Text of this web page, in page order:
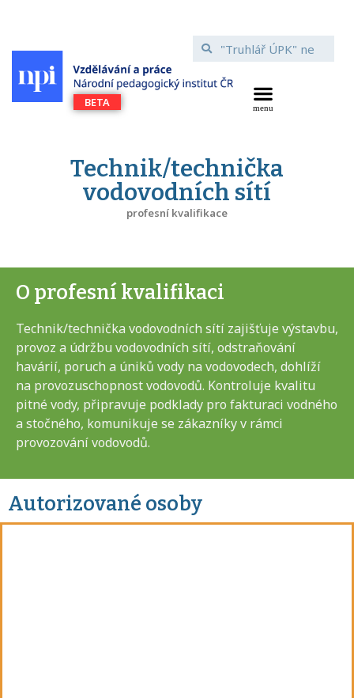
Technik/technička
vodovodních sítí
profesní kvalifikace
O profesní kvalifikaci
Technik/technička vodovodních sítí zajišťuje výstavbu,
provoz a údržbu vodovodních sítí, odstraňování
havárií, poruch a úniků vody na vodovodech, dohlíží
na provozuschopnost vodovodů. Kontroluje kvalitu
pitné vody, připravuje podklady pro fakturaci vodného
a stočného, komunikuje se zákazníky v rámci
provozování vodovodů.
Autorizované osoby